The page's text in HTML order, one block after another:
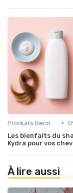
•
Les bienfaits du
Kydra pour vos
À lire aussi